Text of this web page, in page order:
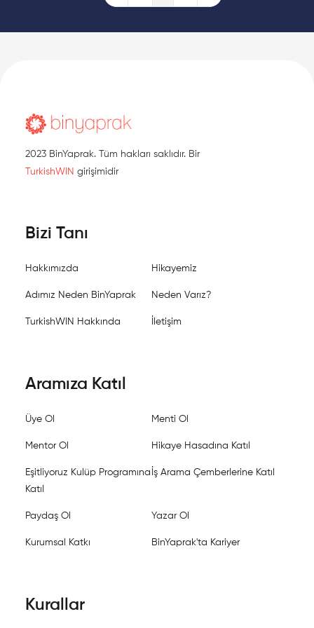
2023 BinYaprak. Tüm hakları saklıdır. Bir
TurkishWIN girişimidir
Bizi Tanı
Hakkımızda Hikayemiz
Adımız Neden BinYaprak Neden Varız?
TurkishWIN Hakkında İletişim
Aramıza Katıl
Üye Ol Menti Ol
Mentor Ol Hikaye Hasadına Katıl
Eşitliyoruz Kulüp Programına
Katıl
İş Arama Çemberlerine Katıl
Paydaş Ol Yazar Ol
Kurumsal Katkı BinYaprak'ta Kariyer
Kurallar